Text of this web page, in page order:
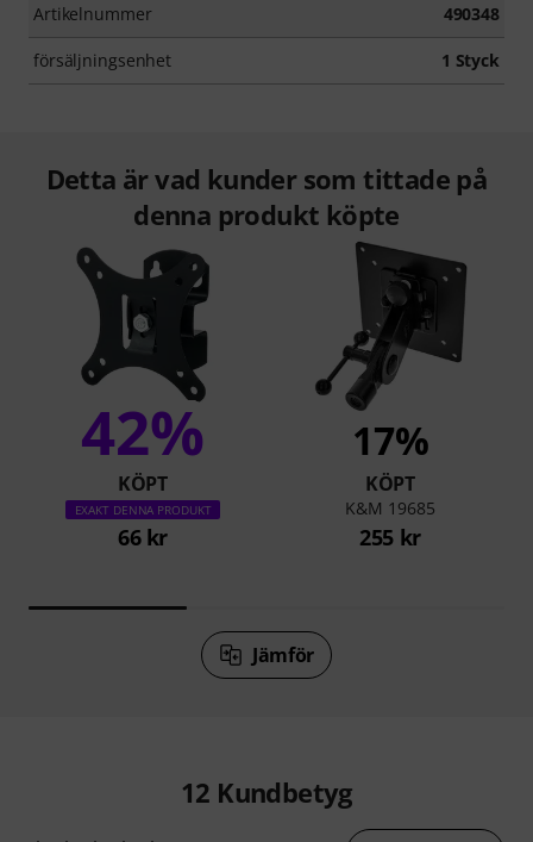
Artikelnummer 490348
försäljningsenhet 1 Styck
Detta är vad kunder som tittade på
denna produkt köpte
42%
KÖPT
EXAKT DENNA PRODUKT
66 kr
17%
KÖPT
K&M 19685
255 kr
Jämför
12 Kundbetyg